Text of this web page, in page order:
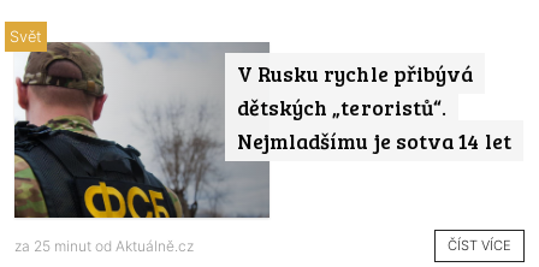
V Rusku rychle přibývá
dětských „teroristů“.
Nejmladšímu je sotva 14 let
Svět
za 25 minut od Aktuálně.cz ČÍST VÍCE